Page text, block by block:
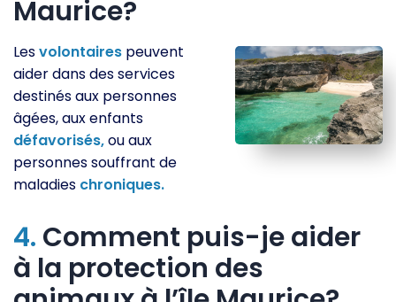
Maurice?
Lesvolontaires peuvent
aider dans des services
destinés aux personnes
âgées, aux enfants
défavorisés,ou aux
personnes souffrant de
maladies chroniques.
4. Comment puis-je aider
à la protection des